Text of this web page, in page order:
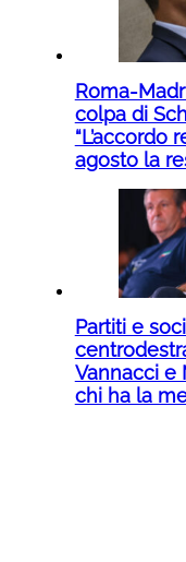
Roma-
colpa di
“L’accordo
agosto la
Partiti e
Vannacci e
chi ha la